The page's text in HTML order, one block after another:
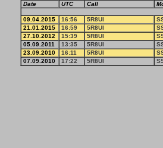
Date UTC Call
09.04.2015 16:56 5R8UI
21.01.2015
16:59 5R8UI
27.10.2012
15:39 5R8UI
05.09.2011
13:35 5R8UI
23.09.2010
16:11 5R8UI
07.09.2010
17:22 5R8UI